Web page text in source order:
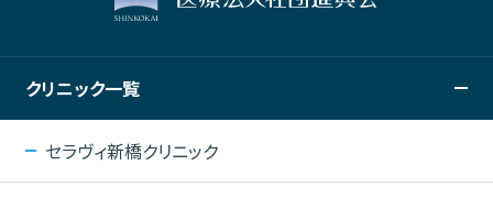
クリニック一覧
セラヴィ新橋クリニック